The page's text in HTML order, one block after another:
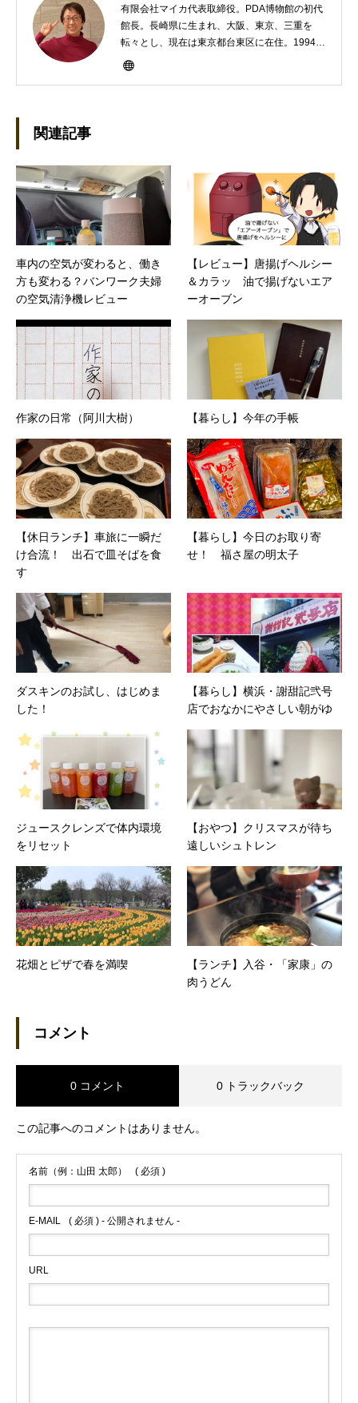
有限会社マイカ代表取締役。PDA博物館の初代
館長。長崎県に生まれ、大阪、東京、三重を
転々とし、現在は東京都台東区に在住。1994年
にHP100LXと出会ったのをきかっけに、フリ
制作。プライベートでは、井上円了哲学塾の第
一期修了生として「哲学カフェ＠神保町」の世
話人、2020年以降は「なごテツ」のオンライン
カフェの世話人を務める。趣味は考えること。
関連記事
車内の空気が変わると、働き
方も変わる？バンワーク夫婦
の空気清浄機レビュー
【レビュー】唐揚げヘルシー
＆カラッ 油で揚げないエア
ーオーブン
作家の日常（阿川大樹） 【暮らし】今年の手帳
【休日ランチ】車旅に一瞬だ
け合流！ 出石で皿そばを食
す
【暮らし】今日のお取り寄
せ！ 福さ屋の明太子
ダスキンのお試し、はじめま
した！
【暮らし】横浜・謝甜記弐号
店でおなかにやさしい朝がゆ
ジュースクレンズで体内環境
をリセット
【おやつ】クリスマスが待ち
遠しいシュトレン
花畑とピザで春を満喫
【ランチ】入谷・「家康」の
肉うどん
コメント
0 コメント 0 トラックバック
この記事へのコメントはありません。
名前（例：山田 太郎） ( 必須 )
E-MAIL ( 必須 ) - 公開されません -
URL